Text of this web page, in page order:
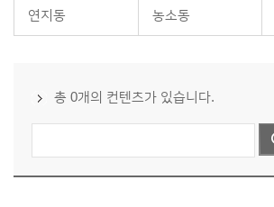
연지동 농소동
총 0개의 컨텐츠가 있습니다.